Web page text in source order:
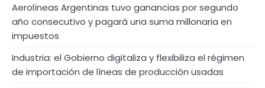
Aerolíneas Argentinas tuvo ganancias por segundo
año consecutivo y pagará una suma millonaria en
impuestos
Industria: el Gobierno digitaliza y flexibiliza el régimen
de importación de líneas de producción usadas